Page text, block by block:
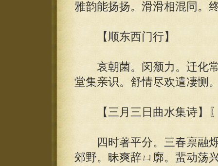
雅韵能扬扬。滑滑相混同。
【顺东西门行】
哀朝菌。闵颓力。迁化常
堂集亲识。舒情尽欢遣凄恻
【三月三日曲水集诗】〖
四时著平分。三春禀融烁
郊野。昧爽辞ㄩ廓。蜚动荡